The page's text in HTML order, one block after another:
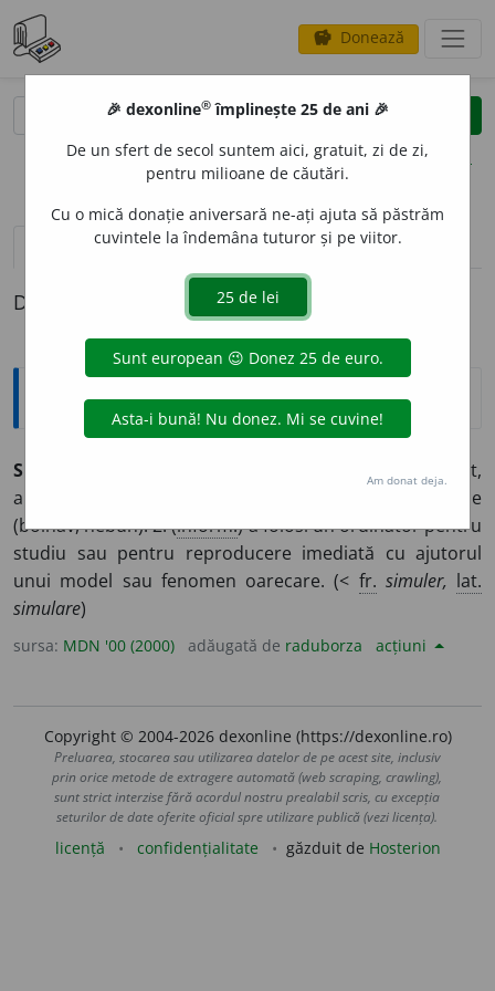
savings Donează
clear
opțiuni
definiții (1) pronunțievolume_up (8)
Definiția cu ID-ul 490199:
Explicative DEX
SIMUL
1. a face să pară adevărat ceva inexistent,
a da în mod intenționat o impresie falsă; a se preface
(bolnav, nebun). 2. (inform.) a folosi un ordinator pentru
studiu sau pentru reproducere imediată cu ajutorul
unui model sau fenomen oarecare. (< fr. simuler, lat.
simulare)
sursa: MDN '00 (2000) adăugată de raduborza acțiuni
Copyright © 2004-2026 dexonline (https://dexonline.ro)
Preluarea, stocarea sau utilizarea datelor de pe acest site, inclusiv
prin orice metode de extragere automată (web scraping, crawling),
sunt strict interzise fără acordul nostru prealabil scris, cu excepția
seturilor de date oferite oficial spre utilizare publică (vezi licența).
licență confidențialitate găzduit de Hosterion
🎉 dexonline® împlinește 25 de ani 🎉
De un sfert de secol suntem aici, gratuit, zi de zi,
pentru milioane de căutări.
Cu o mică donație aniversară ne-ați ajuta să păstrăm
cuvintele la îndemâna tuturor și pe viitor.
Am donat deja.